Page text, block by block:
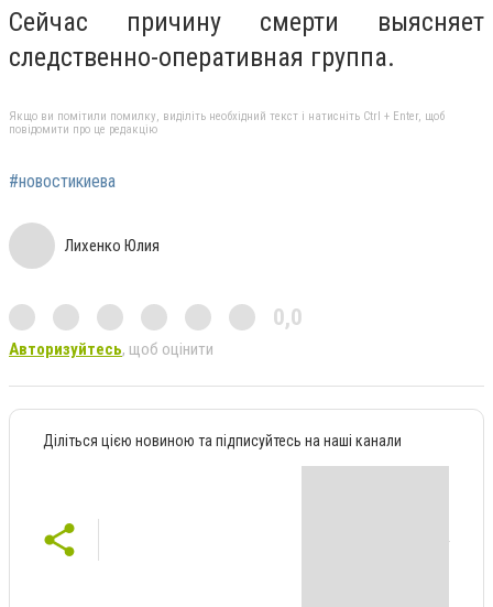
Сейчас причину смерти выясняет
следственно-оперативная группа.
Якщо ви помітили помилку, виділіть необхідний текст і натисніть Ctrl + Enter, щоб
повідомити про це редакцію
#новостикиева
Лихенко Юлия
0,0
Авторизуйтесь, щоб оцінити
Діліться цією новиною та підписуйтесь на наші канали